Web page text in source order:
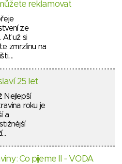
reklamovat
ze
Ať už si
zmrzlinu na
25 let
Nejlepší
roku je
a
Co pijeme II - VODA